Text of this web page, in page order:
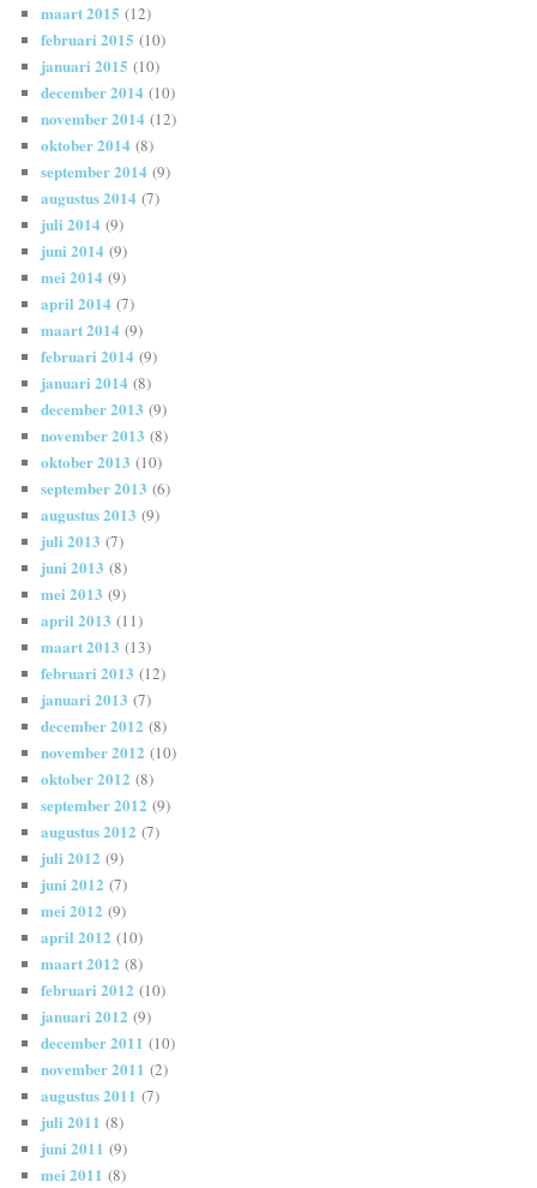
maart 2015 (12)
februari 2015 (10)
januari 2015 (10)
december 2014 (10)
november 2014 (12)
oktober 2014 (8)
september 2014 (9)
augustus 2014 (7)
juli 2014 (9)
juni 2014 (9)
mei 2014 (9)
april 2014 (7)
maart 2014 (9)
februari 2014 (9)
januari 2014 (8)
december 2013 (9)
november 2013 (8)
oktober 2013 (10)
september 2013 (6)
augustus 2013 (9)
juli 2013 (7)
juni 2013 (8)
mei 2013 (9)
april 2013 (11)
maart 2013 (13)
februari 2013 (12)
januari 2013 (7)
december 2012 (8)
november 2012 (10)
oktober 2012 (8)
september 2012 (9)
augustus 2012 (7)
juli 2012 (9)
juni 2012 (7)
mei 2012 (9)
april 2012 (10)
maart 2012 (8)
februari 2012 (10)
januari 2012 (9)
december 2011 (10)
november 2011 (2)
augustus 2011 (7)
juli 2011 (8)
juni 2011 (9)
mei 2011 (8)